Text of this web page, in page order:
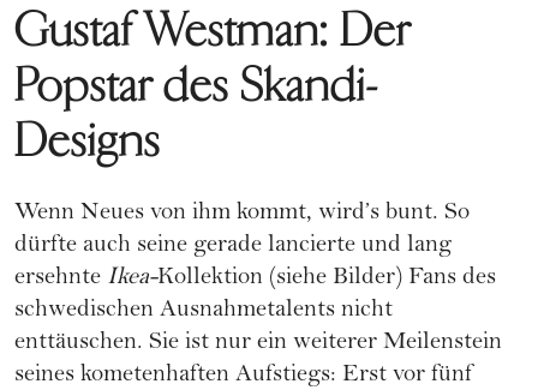
Gustaf Westman: Der
Popstar des Skandi-
Designs
Wenn Neues von ihm kommt, wird’s bunt. So
dürfte auch seine gerade lancierte und lang
ersehnte Ikea-Kollektion (siehe Bilder) Fans des
schwedischen Ausnahmetalents nicht
enttäuschen. Sie ist nur ein weiterer Meilenstein
seines kometenhaften Aufstiegs: Erst vor fünf